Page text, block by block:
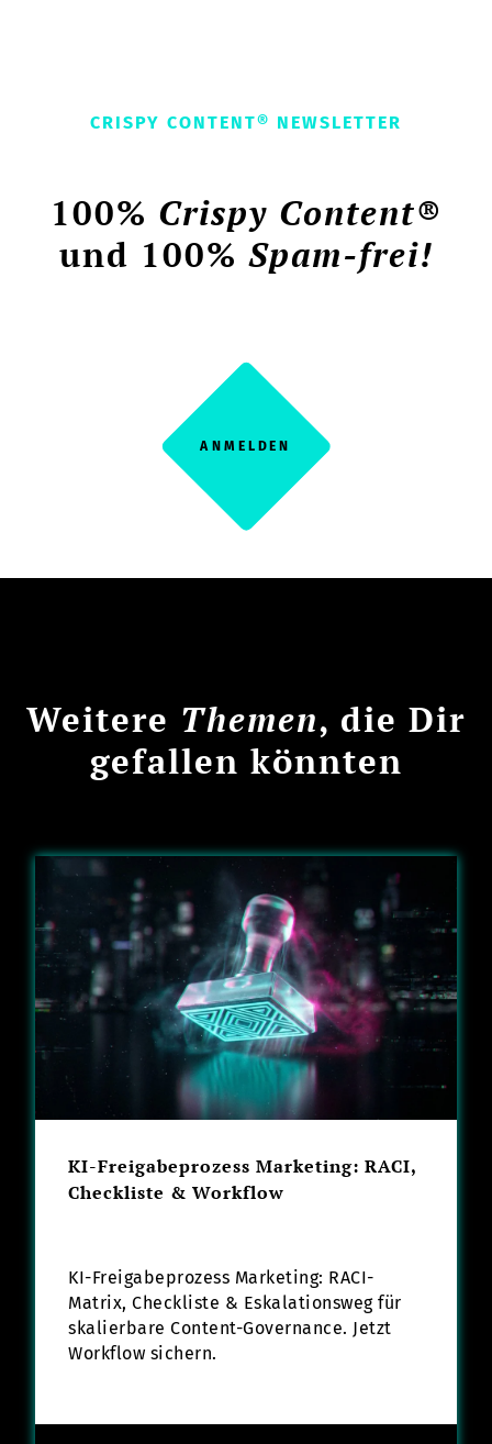
CRISPY CONTENT® NEWSLETTER
100% Crispy Content®
und 100% Spam-frei!
ANMELDEN
Weitere Themen, die Dir
gefallen könnten
KI-Freigabeprozess Marketing: RACI,
Checkliste & Workflow
KI-Freigabeprozess Marketing: RACI-
Matrix, Checkliste & Eskalationsweg für
skalierbare Content-Governance. Jetzt
Workflow sichern.